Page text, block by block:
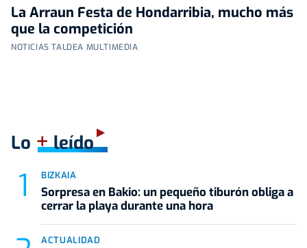
La Arraun Festa de Hondarribia, mucho más
que la competición
NOTICIAS TALDEA MULTIMEDIA
Lo +leído
BIZKAIA
Sorpresa en Bakio: un pequeño tiburón obliga a
cerrar la playa durante una hora
ACTUALIDAD